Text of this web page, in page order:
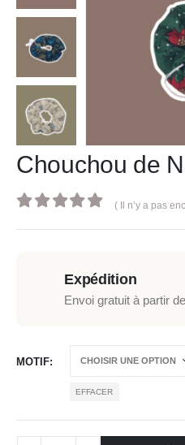
Chouchou de
( Il n’y a pas
Expédition
Envoi gratuit à partir
MOTIF
EFFACER